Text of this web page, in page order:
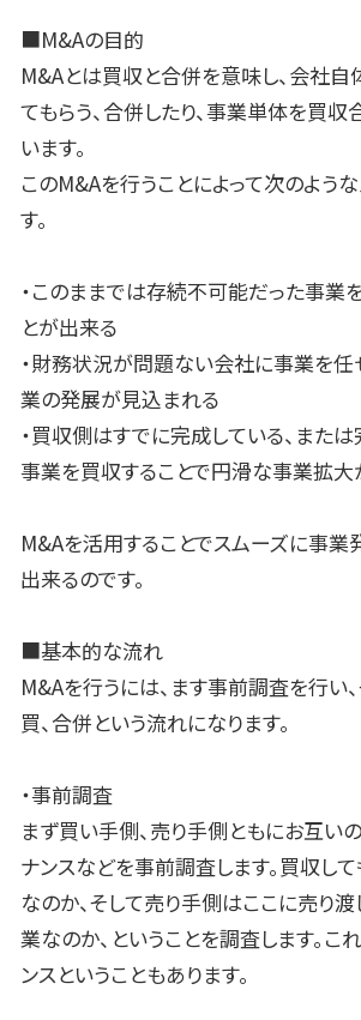
■M&Aの目的
M&Aとは買収と合併を意味し、会社
てもらう、合併したり、事業単体を買
います。
このM&Aを行うことによって次のよう
す。
・このままでは存続不可能だった事業
とが出来る
・財務状況が問題ない会社に事業を任
業の発展が見込まれる
・買収側はすでに完成している、また
事業を買収することで円滑な事業拡大
M&Aを活用することでスムーズに事業
出来るのです。
■基本的な流れ
M&Aを行うには、ます事前調査を行い
買、合併という流れになります。
・事前調査
まず買い手側、売り手側ともにお互い
ナンスなどを事前調査します。買収し
なのか、そして売り手側はここに売り
業なのか、ということを調査します。こ
ンスということもあります。